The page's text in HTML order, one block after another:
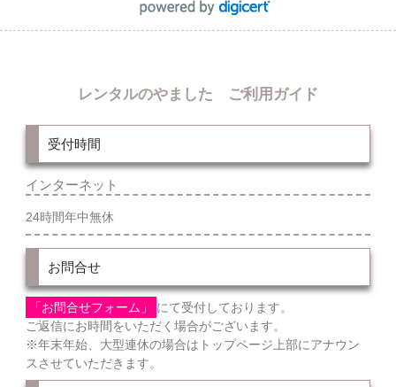
レンタルのやました ご利用ガイド
受付時間
インターネット
24時間年中無休
お問合せ
「お問合せフォーム」
にて受付しております。
ご返信にお時間をいただく場合がございます。
※年末年始、大型連休の場合はトップページ上部にアナウン
スさせていただきます。